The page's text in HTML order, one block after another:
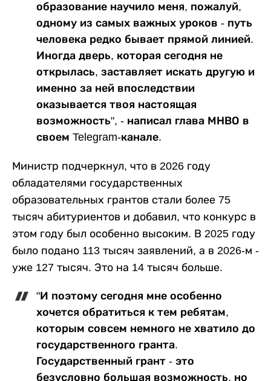
образование научило меня, пожалуй,
одному из самых важных уроков - путь
человека редко бывает прямой линией.
Иногда дверь, которая сегодня не
открылась, заставляет искать другую и
именно за ней впоследствии
оказывается твоя настоящая
возможность", - написал глава МНВО в
своем Telegram-канале.
Министр подчеркнул, что в 2026 году
обладателями государственных
образовательных грантов стали более 75
тысяч абитуриентов и добавил, что конкурс в
этом году был особенно высоким. В 2025 году
было подано 113 тысяч заявлений, а в 2026-м -
уже 127 тысяч. Это на 14 тысяч больше.
"И поэтому сегодня мне особенно
хочется обратиться к тем ребятам,
которым совсем немного не хватило до
государственного гранта.
Государственный грант - это
безусловно большая возможность, но